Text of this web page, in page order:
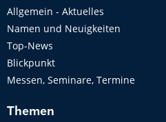
Allgemein - Aktuelles
Namen und Neuigkeiten
Top-News
Blickpunkt
Messen, Seminare, Termine
Themen